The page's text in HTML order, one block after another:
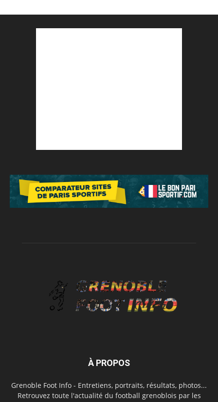
À PROPOS
Grenoble Foot Info - Entretiens, portraits, résultats, photos...
Retrouvez toute l'actualité du football grenoblois par les